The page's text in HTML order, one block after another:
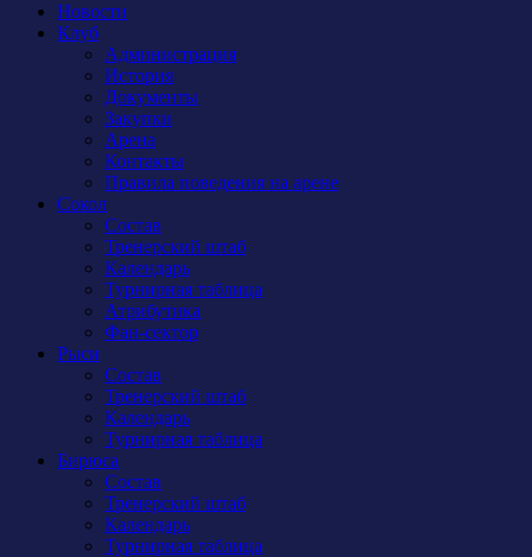
Новости
Клуб
Администрация
История
Документы
Закупки
Арена
Контакты
Правила поведения на арене
Сокол
Состав
Тренерский штаб
Календарь
Турнирная таблица
Атрибутика
Фан-сектор
Рыси
Состав
Тренерский штаб
Календарь
Турнирная таблица
Бирюса
Состав
Тренерский штаб
Календарь
Турнирная таблица